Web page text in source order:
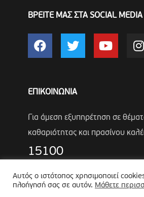
ΒΡΕΙΤΕ ΜΑΣ ΣΤΑ SOCIAL MEDIA
ΕΠΙΚΟΙΝΩΝΙΑ
Για άμεση εξυπηρέτηση σε
καθαριότητας και πρασίνου
15100
Τηλέφωνα Έκτακτης Ανάγκης
Προστασίας
Αυτός ο ιστότοπος χρησιμοποιεί
πλοήγησή σας σε αυτόν. Μάθετε